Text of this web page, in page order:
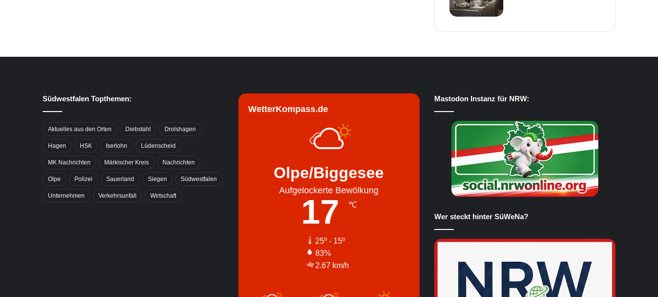
Südwestfalen Topthemen:
Aktuelles aus den Orten Diebstahl Drolshagen
Hagen HSK Iserlohn Lüdenscheid
MK Nachrichten Märkischer Kreis Nachrichten
Olpe Polizei Sauerland Siegen Südwestfalen
Unternehmen Verkehrsunfall Wirtschaft
WetterKompass.de
Olpe/Biggesee
Aufgelockerte Bewölkung
17 ℃
25º - 15º
83%
2.67 km/h
Mastodon Instanz für NRW:
Wer steckt hinter SüWeNa?